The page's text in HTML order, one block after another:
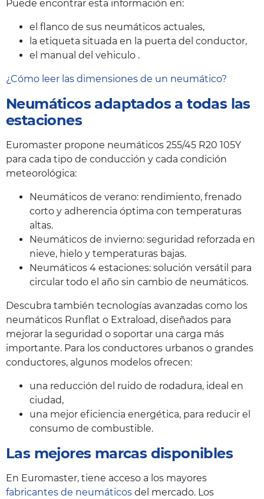
Puede encontrar esta información en:
el flanco de sus neumáticos actuales,
la etiqueta situada en la puerta del conductor,
el manual del vehiculo .
¿Cómo leer las dimensiones de un neumático?
Neumáticos adaptados a todas las
estaciones
Euromaster propone neumáticos 255/45 R20 105Y
para cada tipo de conducción y cada condición
meteorológica:
Neumáticos de verano: rendimiento, frenado
corto y adherencia óptima con temperaturas
altas.
Neumáticos de invierno: seguridad reforzada en
nieve, hielo y temperaturas bajas.
Neumáticos 4 estaciones: solución versátil para
circular todo el año sin cambio de neumáticos.
Descubra también tecnologías avanzadas como los
neumáticos Runflat o Extraload, diseñados para
mejorar la seguridad o soportar una carga más
importante. Para los conductores urbanos o grandes
conductores, algunos modelos ofrecen:
una reducción del ruido de rodadura, ideal en
ciudad,
una mejor eficiencia energética, para reducir el
consumo de combustible.
Las mejores marcas disponibles
En Euromaster, tiene acceso a los mayores
fabricantes de neumáticos del mercado. Los